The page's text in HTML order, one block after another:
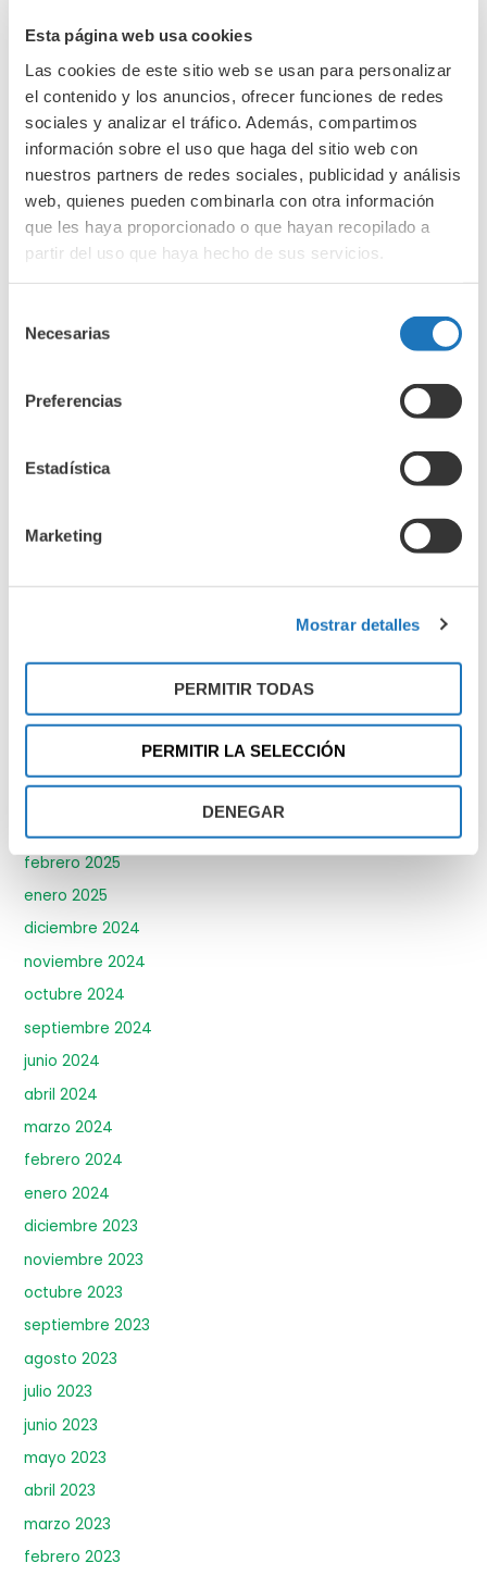
Esta página web usa cookies
Las cookies de este sitio web se usan para personalizar
el contenido y los anuncios, ofrecer funciones de redes
sociales y analizar el tráfico. Además, compartimos
información sobre el uso que haga del sitio web con
nuestros partners de redes sociales, publicidad y análisis
web, quienes pueden combinarla con otra información
que les haya proporcionado o que hayan recopilado a
partir del uso que haya hecho de sus servicios.
Necesarias
Preferencias
Estadística
Marketing
Mostrar detalles
PERMITIR TODAS
PERMITIR LA SELECCIÓN
DENEGAR
s
c
a
r
p
o
r
Entradas recientes
Isopreno e hipoglucemias 4 de agosto de 2026
¿Llevas años con diabetes tipo 1? 28 de julio de 2026
Archivos
junio 2026
abril 2026
febrero 2026
diciembre 2025
agosto 2025
junio 2025
marzo 2025
febrero 2025
enero 2025
diciembre 2024
noviembre 2024
octubre 2024
septiembre 2024
junio 2024
abril 2024
marzo 2024
febrero 2024
enero 2024
diciembre 2023
noviembre 2023
octubre 2023
septiembre 2023
agosto 2023
julio 2023
junio 2023
mayo 2023
abril 2023
marzo 2023
febrero 2023